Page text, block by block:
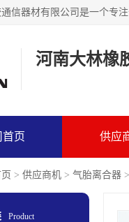
河南大林橡
首页 供应
> 供应商机 > 气胎离合器
Product